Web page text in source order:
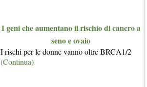
I geni che aumentano il rischio di cancro a
seno e ovaio
I rischi per le donne vanno oltre BRCA1/2
(Continua)